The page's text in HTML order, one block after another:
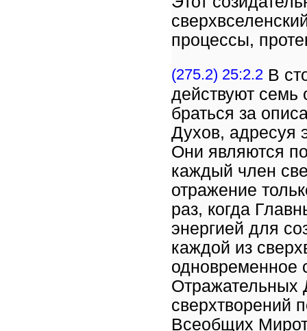
процессы,
(275.2) 25:2.2 В
действуют
браться за
Духов, адресуя
Они являются
каждый член
отражение
раз, когда
энергией для
каждой из
одновременное
Отражательных
сверхтворений
Всеобщих